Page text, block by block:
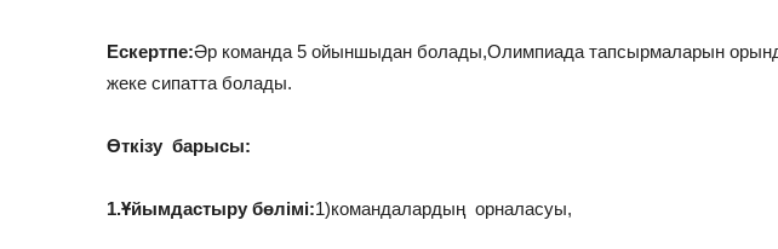
Ескертпе:Әр команда 5 ойыншыдан болады,Олимпиада тапсырмаларын
жеке сипатта болады.
Өткізу барысы:
1.Ұйымдастыру бөлімі:1)командалардың орналасуы,